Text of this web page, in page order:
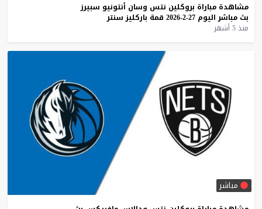
مشاهدة مباراة بروكلين نتس وسان أنتونيو سبيرز
بث مباشر اليوم 27-2-2026 قمة باركليز سنتر
منذ 5 أشهر
مباشر